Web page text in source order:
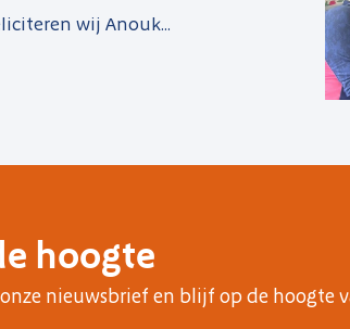
wij Anouk...
hoogte
nieuwsbrief en blijf op de hoogte